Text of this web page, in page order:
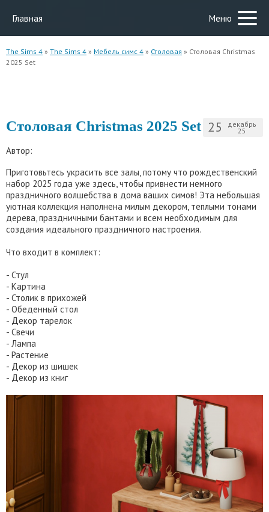
Главная Меню
The Sims 4 » The Sims 4 » Мебель симс 4 » Столовая » Столовая Christmas
2025 Set
25 декабрь
25
Столовая Christmas 2025 Set
Автор:
Приготовьтесь украсить все залы, потому что рождественский
набор 2025 года уже здесь, чтобы привнести немного
праздничного волшебства в дома ваших симов! Эта небольшая
уютная коллекция наполнена милым декором, теплыми тонами
дерева, праздничными бантами и всем необходимым для
создания идеального праздничного настроения.
Что входит в комплект:
- Стул
- Картина
- Столик в прихожей
- Обеденный стол
- Декор тарелок
- Свечи
- Лампа
- Растение
- Декор из шишек
- Декор из книг